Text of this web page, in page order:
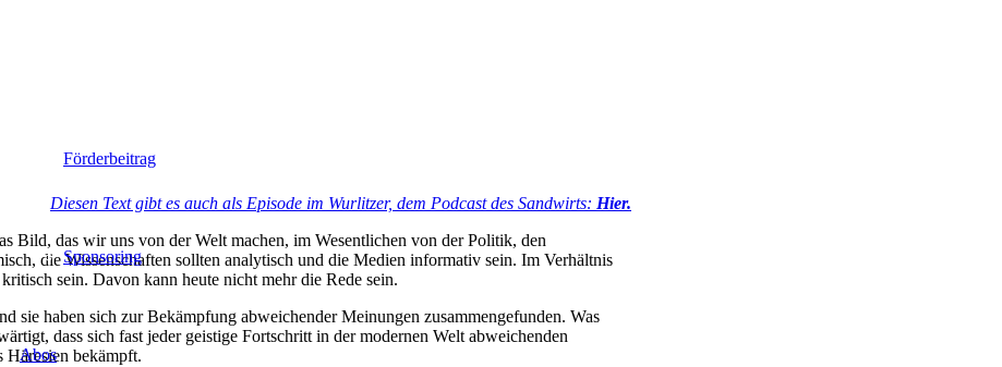
Förderbeitrag
Sponsoring
Abos
Diesen Text gibt es auch als Episode im Wurlitzer, dem Podcast des Sandwirts: Hier.
Bild, das wir uns von der Welt machen, im Wesentlichen von der Politik, den
die Wissenschaften sollten analytisch und die Medien informativ sein. Im Verhältnis
sein. Davon kann heute nicht mehr die Rede sein.
sie haben sich zur Bekämpfung abweichender Meinungen zusammengefunden. Was
dass sich fast jeder geistige Fortschritt in der modernen Welt abweichenden
bekämpft.